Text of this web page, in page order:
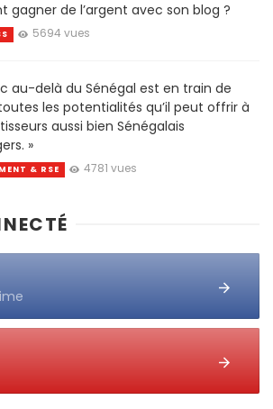
gagner de l’argent avec son blog ?
5694 vues
au-delà du Sénégal est en train de
les potentialités qu’il peut offrir à
aussi bien Sénégalais
»
& RSE 4781 vues